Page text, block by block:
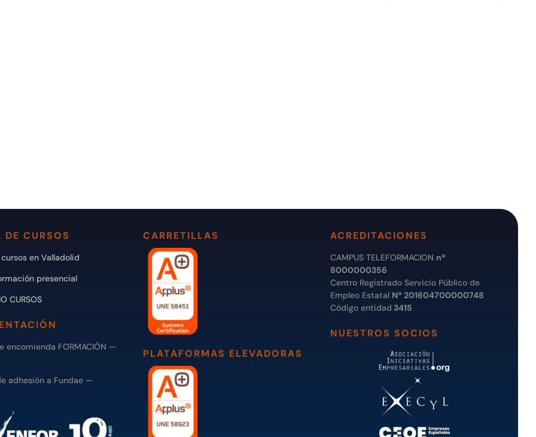
DE CURSOS
en Valladolid
presencial
CURSOS
encomienda FORMACIÓN —
adhesión a Fundae —
CARRETILLAS
PLATAFORMAS ELEVADORAS
ACREDITACIONES
CAMPUS TELEFORMACION nº
8000000356
Centro Registrado Servicio Público de
Empleo Estatal Nº 201604700000748
Código entidad 3415
NUESTROS SOCIOS